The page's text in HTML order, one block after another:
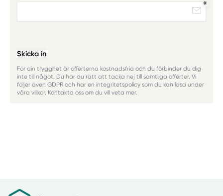
Skicka in
För din trygghet är offerterna kostnadsfria och du förbinder du dig
inte till något. Du har du rätt att tacka nej till samtliga offerter. Vi
följer även GDPR och har en integritetspolicy som du kan läsa under
våra villkor. Kontakta oss om du vill veta mer.